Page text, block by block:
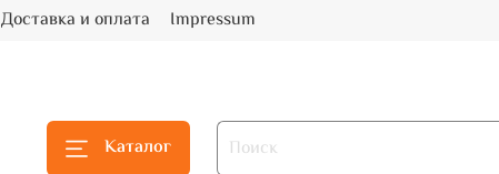
Доставка и оплата Impressum
Каталог